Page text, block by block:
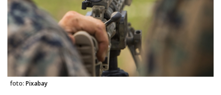
foto: Pixabay